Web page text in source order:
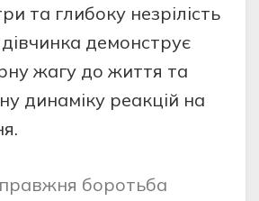
та глибоку незрілість
дівчинка демонструє
жагу до життя та
динаміку реакцій на
боротьба